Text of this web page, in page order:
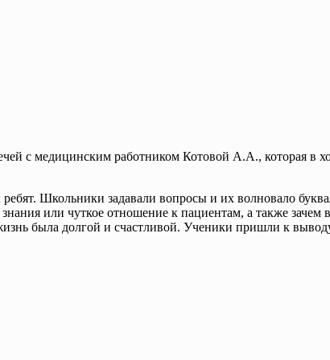
с медицинским работником Котовой А.А., которая в
Школьники задавали вопросы и их волновало
или чуткое отношение к пациентам, а также зачем
была долгой и счастливой. Ученики пришли к